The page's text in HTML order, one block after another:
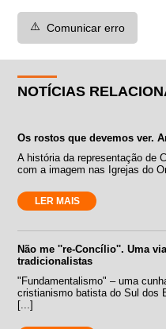
⚠️ Comunicar erro
NOTÍCIAS
Os rostos que devemos ver.
A história da representação de
com a imagem nas Igrejas do
LER MAIS
Não me ''re-Concílio''. Uma
tradicionalistas
"Fundamentalismo" – uma
cristianismo batista do Sul dos
[...]